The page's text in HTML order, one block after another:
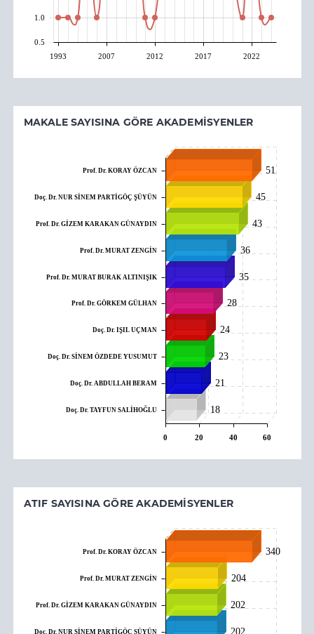
1993 2007 2012 2017 2022
0.5
1.0
MAKALE SAYISINA GÖRE AKADEMISYENLER
51
45
43
36
35
28
24
23
21
18
Prof. Dr. KORAY ÖZCAN
Doç. Dr. NUR SİNEM PARTİGÖÇ ŞÜYÜN
Prof. Dr. GİZEM KARAKAN GÜNAYDIN
Prof. Dr. MURAT ZENGİN
Prof. Dr. MURAT BURAK ALTINIŞIK
Prof. Dr. GÖRKEM GÜLHAN
Doç. Dr. IŞIL UÇMAN
Doç. Dr. SİNEM ÖZDEDE YUSUMUT
Doç. Dr. ABDULLAH BERAM
Doç. Dr. TAYFUN SALİHOĞLU
0 20 40 60
ATIF SAYISINA GÖRE AKADEMISYENLER
340
204
202
202
Prof. Dr. KORAY ÖZCAN
Prof. Dr. MURAT ZENGİN
Prof. Dr. GİZEM KARAKAN GÜNAYDIN
Doç. Dr. NUR SİNEM PARTİGÖÇ ŞÜYÜN